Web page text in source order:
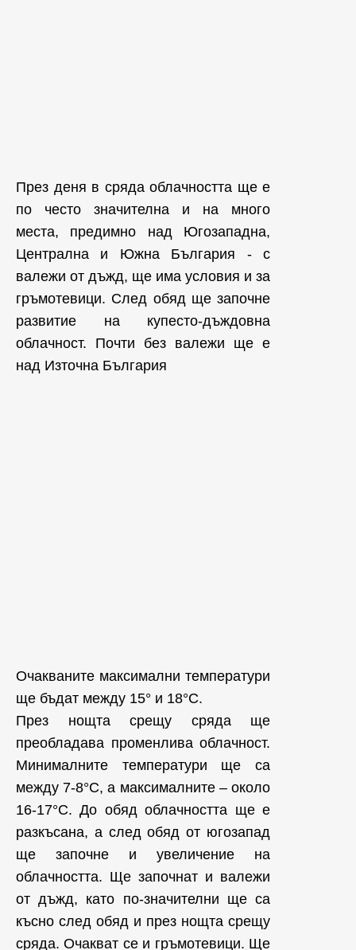
През деня в сряда облачността ще е
по често значителна и на много
места, предимно над Югозападна,
Централна и Южна България - с
валежи от дъжд, ще има условия и за
гръмотевици. След обяд ще започне
развитие на купесто-дъждовна
облачност. Почти без валежи ще е
над Източна България
Очакваните максимални температури
ще бъдат между 15° и 18°С.
През нощта срещу сряда ще
преобладава променлива облачност.
Минималните температури ще са
между 7-8°С, а максималните – около
16-17°С. До обяд облачността ще е
разкъсана, а след обяд от югозапад
ще започне и увеличение на
облачността. Ще започнат и валежи
от дъжд, като по-значителни ще са
късно след обяд и през нощта срещу
сряда. Очакват се и гръмотевици. Ще